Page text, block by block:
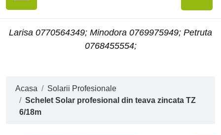
Larisa 0770564349; Minodora 0769975949; Petruta
0768455554;
Acasa
Solarii Profesionale
Schelet Solar profesional din teava zincata TZ
6/18m